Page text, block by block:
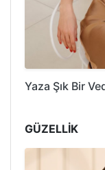
Yaza Şık Bir
GÜZELLİK